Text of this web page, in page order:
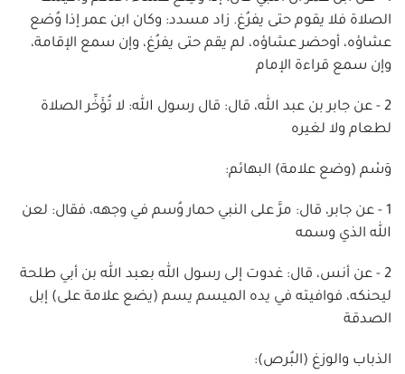
الصلاة فلا يقوم حتى يفرُغ. زاد مسدد: وكان ابن عمر إذا وُضع
عشاؤه، أوحضر عشاؤه، لم يقم حتى يفرُغ، وإن سمع الإقامة،
وإن سمع قراءة الإمام
2 - عن جابر بن عبد الله، قال: قال رسول الله: لا تُؤَخِّر الصلاة
لطعام ولا لغيره
وَسْم (وضع علامة) البهائم:
1 - عن جابر، قال: مرَّ على النبي حمار وُسم في وجهه، فقال: لعن
الله الذي وسمه
2 - عن أنس، قال: غدوت إلى رسول الله بعبد الله بن أبي طلحة
ليحنكه، فوافيته في يده الميسم يسم (يضع علامة على) إبل
الصدقة
الذباب والوزغ (البُرص):